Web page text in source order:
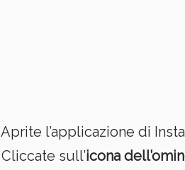
Aprite l’applicazione di
Cliccate sull’icona